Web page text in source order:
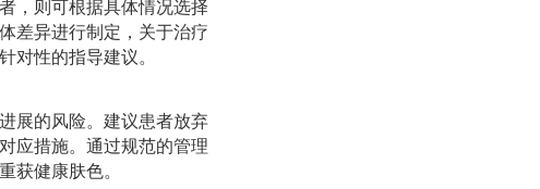
，则可根据具体情况选择
差异进行制定，关于治疗
对性的指导建议。
展的风险。建议患者放弃
应措施。通过规范的管理
获健康肤色。